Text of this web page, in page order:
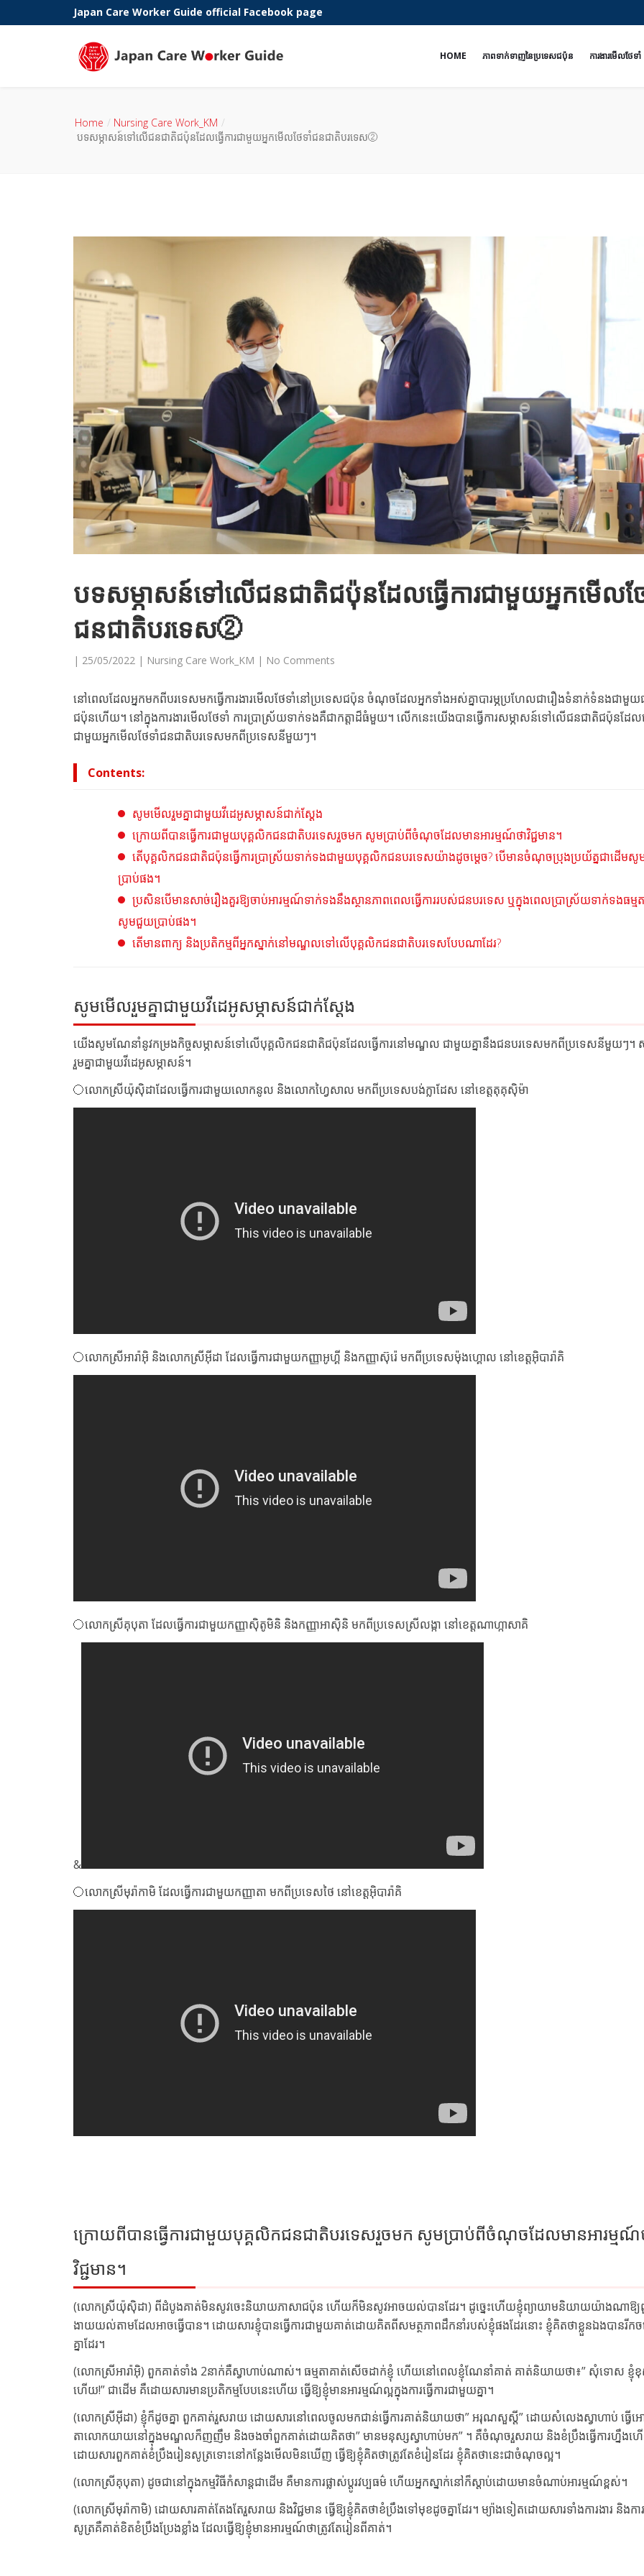
Phone:
Japan Care Worker Guide official Facebook page
HOME ភាពទាក់ទាញនៃប្រទេសជប៉ុន ការងារមើលថែទាំ
Home
Nursing Care Work_KM
បទសម្ភាសន៍ទៅលើជនជាតិជប៉ុនដែលធ្វើការជាមួយអ្នកមើលថែទាំជនជាតិបរទេស②
បទសម្ភាសន៍ទៅលើជនជាតិជប៉ុនដែលធ្វើការជាមួយអ្នកមើលថ
ជនជាតិបរទេស②
| 25/05/2022 | Nursing Care Work_KM | No Comments
នៅពេលដែលអ្នកមកពីបរទេសមកធ្វើការងារមើលថែទាំនៅប្រទេសជប៉ុន ចំណុចដែលអ្នកទាំងអស់គ្នាបារម្ភប្រហែលជារឿងទំនាក់ទំនងជាមួ
ជប៉ុនហើយ។ នៅក្នុងការងារមើលថែទាំ ការប្រាស្រ័យទាក់ទងគឺជាកត្តាដ៏ធំមួយ។ លើកនេះយើងបានធ្វើការសម្ភាសន៍ទៅលើជនជាតិជប៉ុនដែលធ្
ជាមួយអ្នកមើលថែទាំជនជាតិបរទេសមកពីប្រទេសនីមួយៗ។
Contents:
សូមមើលរួមគ្នាជាមួយវីដេអូសម្ភាសន៍ជាក់ស្ដែង
ក្រោយពីបានធ្វើការជាមួយបុគ្គលិកជនជាតិបរទេសរួចមក សូមប្រាប់ពីចំណុចដែលមានអារម្មណ៍ថាវិជ្ជមាន។
តើបុគ្គលិកជនជាតិជប៉ុនធ្វើការប្រាស្រ័យទាក់ទងជាមួយបុគ្គលិកជនបរទេសយ៉ាងដូចម្ដេច? បើមានចំណុចប្រុងប្រយ័ត្នជាដើម
ប្រាប់ផង។
ប្រសិនបើមានសាច់រឿងគួរឱ្យចាប់អារម្មណ៍ទាក់ទងនឹងស្ថានភាពពេលធ្វើការរបស់ជនបរទេស ឬក្នុងពេលប្រាស្រ័យទាក់ទងធម្ម
សូមជួយប្រាប់ផង។
តើមានពាក្យ និងប្រតិកម្មពីអ្នកស្នាក់នៅមណ្ឌលទៅលើបុគ្គលិកជនជាតិបរទេសបែបណាដែរ?
សូមមើលរួមគ្នាជាមួយវីដេអូសម្ភាសន៍ជាក់ស្ដែង
យើងសូមណែនាំនូវកម្រងកិច្ចសម្ភាសន៍ទៅលើបុគ្គលិកជនជាតិជប៉ុនដែលធ្វើការនៅមណ្ឌល ជាមួយគ្នានឹងជនបរទេសមកពីប្រទេសនីមួយៗ
រួមគ្នាជាមួយវីដេអូសម្ភាសន៍។
〇លោកស្រីយ៉ុស៊ិដាដែលធ្វើការជាមួយលោកនូល និងលោកហ្វៃសាល មកពីប្រទេសបង់ក្លាដែស នៅខេត្តតុគុស៊ិម៉ា
〇លោកស្រីអារ៉ាអ៊ិ និងលោកស្រីអ៊ីដា ដែលធ្វើការជាមួយកញ្ញាអូហ្គី និងកញ្ញាស៊ុរ៉េ មកពីប្រទេសម៉ុងហ្គោល នៅខេត្តអ៊ិបារ៉ាគិ
〇លោកស្រីគុបុតា ដែលធ្វើការជាមួយកញ្ញាស៊ិតូមិនិ និងកញ្ញាអាស៊ិនិ មកពីប្រទេសស្រីលង្កា នៅខេត្តណាហ្កាសាគិ
&
〇លោកស្រីមុរ៉ាកាមិ ដែលធ្វើការជាមួយកញ្ញាតា មកពីប្រទេសថៃ នៅខេត្តអ៊ិបារ៉ាគិ
ក្រោយពីបានធ្វើការជាមួយបុគ្គលិកជនជាតិបរទេសរួចមក សូមប្រាប់ពីចំណុចដែលមានអារម្មណ៍
វិជ្ជមាន។
(លោកស្រីយ៉ុស៊ិដា) ពីដំបូងគាត់មិនសូវចេះនិយាយភាសាជប៉ុន ហើយក៏មិនសូវអាចយល់បានដែរ។ ដូច្នេះហើយខ្ញុំព្យាយាមនិយាយយ៉ាងណាឱ្យ
ងាយយល់តាមដែលអាចធ្វើបាន។ ដោយសារខ្ញុំបានធ្វើការជាមួយគាត់ដោយគិតពីសមត្ថភាពដឹកនាំរបស់ខ្ញុំផងដែរនោះ ខ្ញុំគិតថាខ្លួនឯងបានរីក
គ្នាដែរ។
(លោកស្រីអារ៉ាអ៊ិ) ពួកគាត់ទាំង 2នាក់គឺស្វាហាប់ណាស់។ ធម្មតាគាត់សើចដាក់ខ្ញុំ ហើយនៅពេលខ្ញុំណែនាំគាត់ គាត់និយាយថា៖” សុំទោស ខ្ញុំ
ហើយ!” ជាដើម គឺដោយសារមានប្រតិកម្មបែបនេះហើយ ធ្វើឱ្យខ្ញុំមានអារម្មណ៍ល្អក្នុងការធ្វើការជាមួយគ្នា។
(លោកស្រីអ៊ីដា) ខ្ញុំក៏ដូចគ្នា ពួកគាត់រួសរាយ ដោយសារនៅពេលចូលមកជាន់ធ្វើការគាត់និយាយថា” អរុណសួស្ដី” ដោយសំលេងស្វាហាប់ ធ្វ
តាលោកយាយនៅក្នុងមណ្ឌលក៏ញញឹម និងចងចាំពួកគាត់ដោយគិតថា” មានមនុស្សស្វាហាប់មក” ។ គឺចំណុចរួសរាយ និងខំប្រឹងធ្វើការហ្នឹងហ
ដោយសារពួកគាត់ខំប្រឹងរៀនសូត្រទោះនៅកន្លែងមើលមិនឃើញ ធ្វើឱ្យខ្ញុំគិតថាត្រូវតែខំរៀនដែរ ខ្ញុំគិតថានេះជាចំណុចល្អ។
(លោកស្រីគុបុតា) ដូចជានៅក្នុងកម្មវិធីកំសាន្តជាដើម គឺមានការផ្លាស់ប្ដូរវប្បធម៌ ហើយអ្នកស្នាក់នៅក៏ស្ដាប់ដោយមានចំណាប់អារម្មណ៍ខ្ពស់។
(លោកស្រីមុរ៉ាកាមិ) ដោយសារគាត់តែងតែរួសរាយ និងវិជ្ជមាន ធ្វើឱ្យខ្ញុំគិតថាខំប្រឹងទៅមុខដូចគ្នាដែរ។ ម្យ៉ាងទៀតដោយសារទាំងការងារ និងកា
សូត្រគឺគាត់ខិតខំប្រឹងប្រែងខ្លាំង ដែលធ្វើឱ្យខ្ញុំមានអារម្មណ៍ថាត្រូវតែរៀនពីគាត់។